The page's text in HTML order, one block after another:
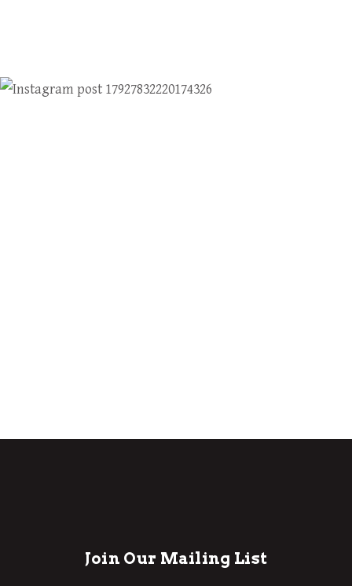
Join Our Mailing List